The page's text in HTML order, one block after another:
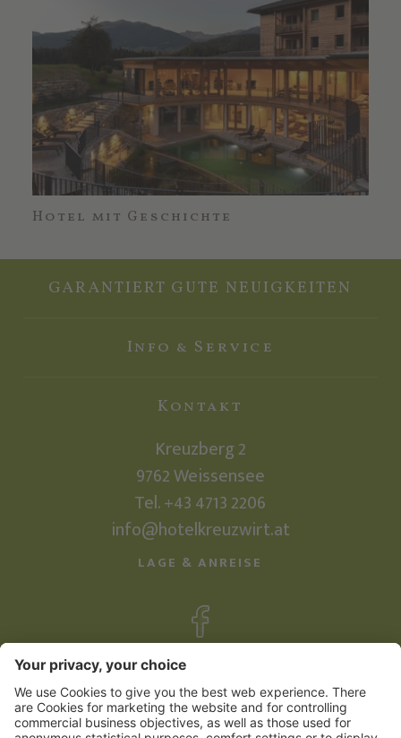
Hotel mit Geschichte
GARANTIERT GUTE NEUIGKEITEN
Info & Service
Kontakt
Kreuzberg 2
9762Weissensee
Tel.+43 4713 2206
info@hotelkreuzwirt.at
LAGE & ANREISE